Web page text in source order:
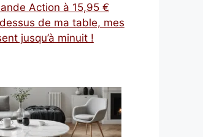
Action à 15,95 €
de ma table, mes
jusqu’à minuit !